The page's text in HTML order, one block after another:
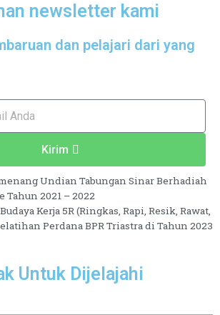
newsletter kami
dan pelajari dari yang
Kirim
Undian Tabungan Sinar Berhadiah
Tahun 2021 – 2022
Kerja 5R (Ringkas, Rapi, Resik, Rawat,
Perdana BPR Triastra di Tahun 2023
Untuk Dijelajahi